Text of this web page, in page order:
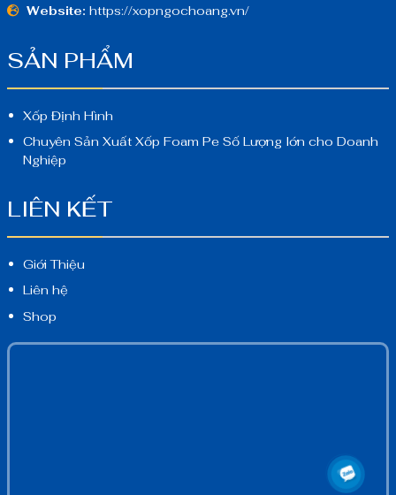
Website: https://xopngochoang.vn/
SẢN PHẨM
Xốp Định Hình
Chuyên Sản Xuất Xốp Foam Pe Số Lượng lớn cho Doanh
Nghiệp
LIÊN KẾT
Giới Thiệu
Liên hệ
Shop